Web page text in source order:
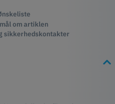
om artiklen
sikkerhedskontakter